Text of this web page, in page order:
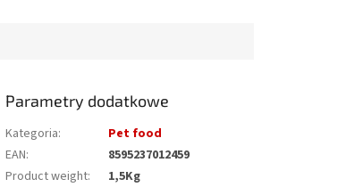
Parametry dodatkowe
Kategoria:
Pet food
EAN:
8595237012459
Product weight:
1,5Kg